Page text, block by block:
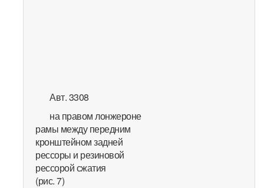
Авт. 3308
на правом лонжероне
рамы между передним
кронштейном задней
рессоры и резиновой
рессорой сжатия
(рис. 7)